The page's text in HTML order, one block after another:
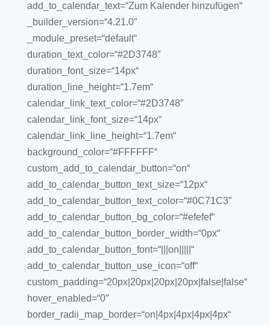
add_to_calendar_text=“Zum Kalender hinzufügen“
_builder_version=“4.21.0″
_module_preset=“default“
duration_text_color=“#2D3748″
duration_font_size=“14px“
duration_line_height=“1.7em“
calendar_link_text_color=“#2D3748″
calendar_link_font_size=“14px“
calendar_link_line_height=“1.7em“
background_color=“#FFFFFF“
custom_add_to_calendar_button=“on“
add_to_calendar_button_text_size=“12px“
add_to_calendar_button_text_color=“#0C71C3″
add_to_calendar_button_bg_color=“#efefef“
add_to_calendar_button_border_width=“0px“
add_to_calendar_button_font=“|||on|||||“
add_to_calendar_button_use_icon=“off“
custom_padding=“20px|20px|20px|20px|false|false“
hover_enabled=“0″
border_radii_map_border=“on|4px|4px|4px|4px“